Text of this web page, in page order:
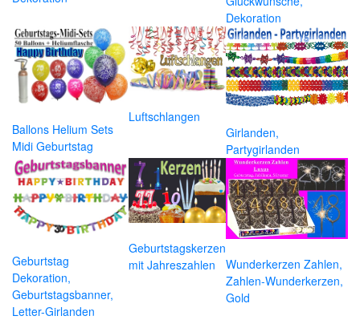
Dekoration
Ballons Helium Sets
Midi Geburtstag
Luftschlangen
Girlanden,
Partygirlanden
Geburtstag
Dekoration,
Geburtstagsbanner,
Letter-Girlanden
Geburtstagskerzen
mit Jahreszahlen
Wunderkerzen Zahlen,
Zahlen-Wunderkerzen,
Gold